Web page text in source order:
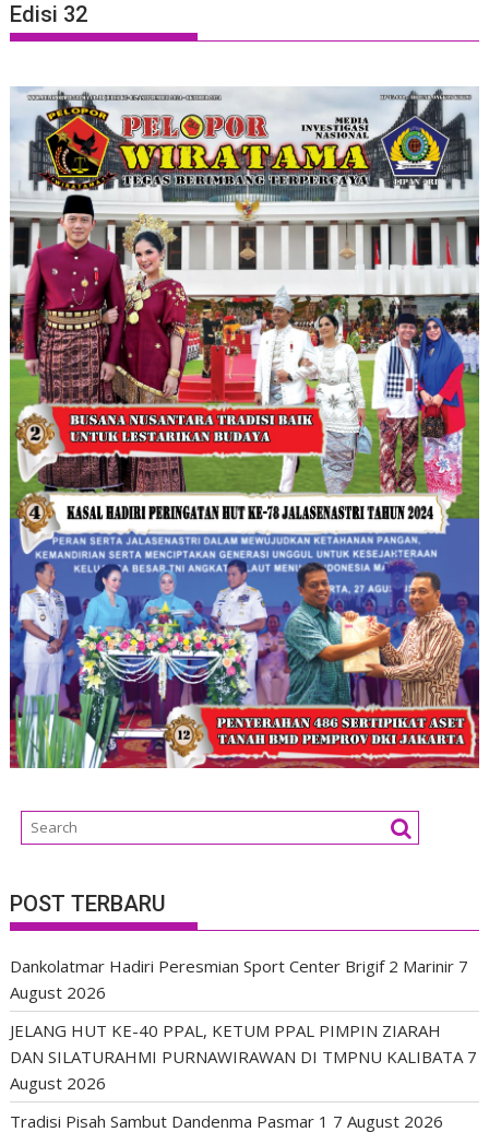
Edisi 32
POST TERBARU
Dankolatmar Hadiri Peresmian Sport Center Brigif 2 Marinir 7
August 2026
JELANG HUT KE-40 PPAL, KETUM PPAL PIMPIN ZIARAH
DAN SILATURAHMI PURNAWIRAWAN DI TMPNU KALIBATA 7
August 2026
Tradisi Pisah Sambut Dandenma Pasmar 1 7 August 2026